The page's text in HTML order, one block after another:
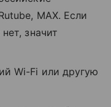
MAX. Если
значит
Wi-Fi или другую